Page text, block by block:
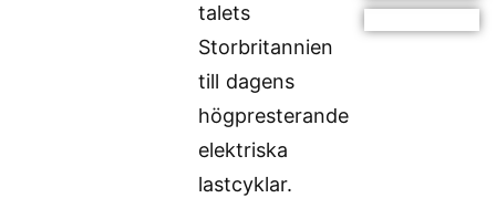
talets
Storbritannien
till dagens
högpresterande
elektriska
lastcyklar.